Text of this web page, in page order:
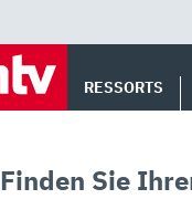
RESSORTS
Finden Sie